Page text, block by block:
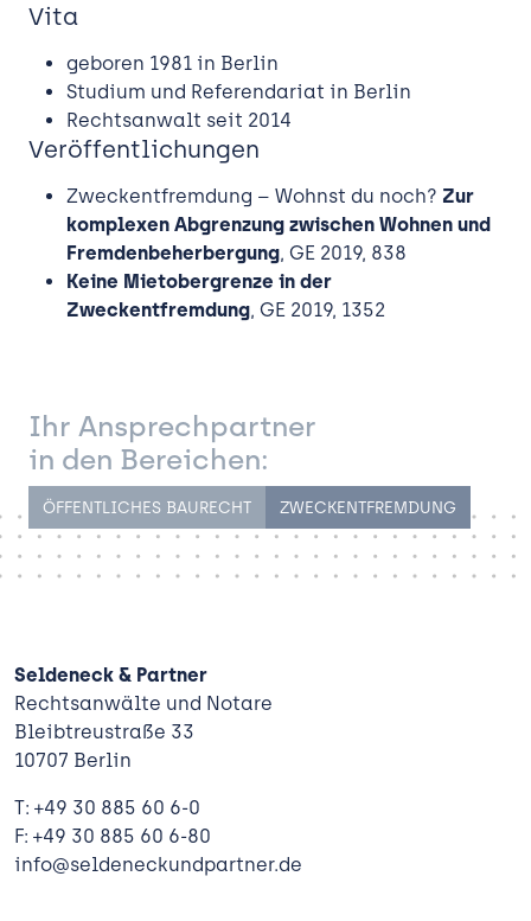
Karriere
Kontakt
Notarformulare
Vita
geboren 1981 in Berlin
Studium und Referendariat in Berlin
Rechtsanwalt seit 2014
Veröffentlichungen
Zweckentfremdung – Wohnst du noch? Zur
komplexen Abgrenzung zwischen Wohnen und
Fremdenbeherbergung, GE 2019, 838
Keine Mietobergrenze in der
Zweckentfremdung, GE 2019, 1352
Ihr Ansprechpartner
in den Bereichen:
ÖFFENTLICHES BAURECHT ZWECKENTFREMDUNG
Seldeneck & Partner
Rechtsanwälte und Notare
Bleibtreustraße 33
10707 Berlin
T: +49 30 885 60 6-0
F: +49 30 885 60 6-80
info@seldeneckundpartner.de